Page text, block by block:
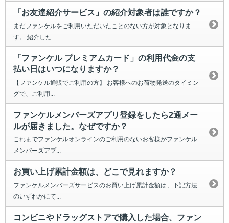
「お友達紹介サービス」の紹介対象者は誰ですか？
まだファンケルをご利用いただいたことのない方が対象となりま
す。 紹介した...
「ファンケル プレミアムカード」の利用代金の支
払い日はいつになりますか？
【ファンケル通販でご利用の方】 お客様へのお荷物発送のタイミン
グで、ご利用...
ファンケルメンバーズアプリ登録をしたら2通メー
ルが届きました。なぜですか？
これまでファンケルオンラインのご利用のないお客様がファンケル
メンバーズアプ...
お買い上げ累計金額は、どこで見れますか？
ファンケルメンバーズサービスのお買い上げ累計金額は、下記方法
のいずれかにて...
コンビニやドラッグストアで購入した場合、ファン